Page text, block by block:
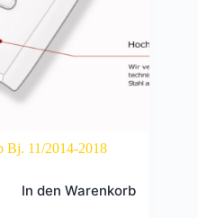
Bj. 11/2014-2018
In den Warenkorb